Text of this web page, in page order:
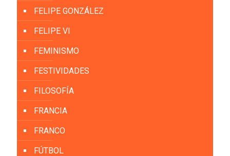
FELIPE GONZÁLEZ
FELIPE VI
FEMINISMO
FESTIVIDADES
FILOSOFÍA
FRANCIA
FRANCO
FÚTBOL